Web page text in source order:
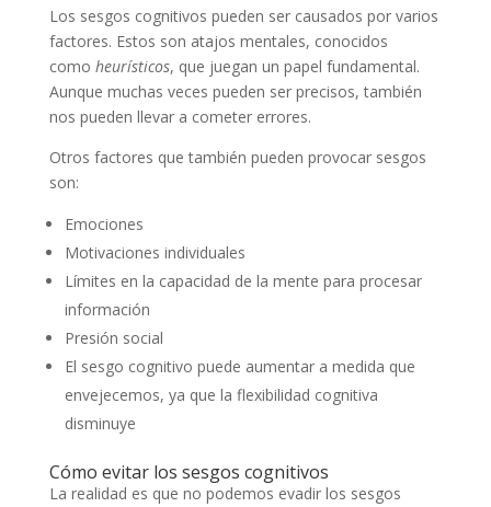
Los sesgos cognitivos pueden ser causados por varios
factores. Estos son atajos mentales, conocidos
como heurísticos, que juegan un papel fundamental.
Aunque muchas veces pueden ser precisos, también
nos pueden llevar a cometer errores.
Otros factores que también pueden provocar sesgos
son:
Emociones
Motivaciones individuales
Límites en la capacidad de la mente para procesar
información
Presión social
El sesgo cognitivo puede aumentar a medida que
envejecemos, ya que la flexibilidad cognitiva
disminuye
Cómo evitar los sesgos cognitivos
La realidad es que no podemos evadir los sesgos